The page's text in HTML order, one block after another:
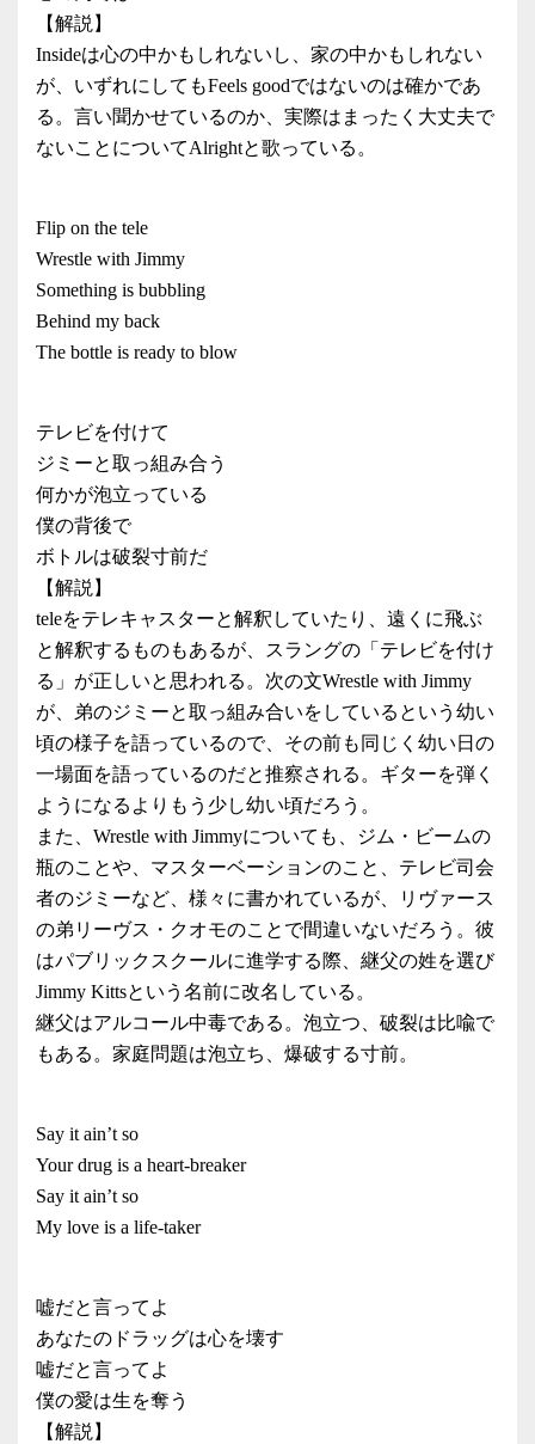
【解説】
Insideは心の中かもしれないし、家の中かもしれない
が、いずれにしてもFeels goodではないのは確かであ
る。言い聞かせているのか、実際はまったく大丈夫で
ないことについてAlrightと歌っている。
Flip on the tele
Wrestle with Jimmy
Something is bubbling
Behind my back
The bottle is ready to blow
テレビを付けて
ジミーと取っ組み合う
何かが泡立っている
僕の背後で
ボトルは破裂寸前だ
【解説】
teleをテレキャスターと解釈していたり、遠くに飛ぶ
と解釈するものもあるが、スラングの「テレビを付け
る」が正しいと思われる。次の文Wrestle with Jimmy
が、弟のジミーと取っ組み合いをしているという幼い
頃の様子を語っているので、その前も同じく幼い日の
一場面を語っているのだと推察される。ギターを弾く
ようになるよりもう少し幼い頃だろう。
また、Wrestle with Jimmyについても、ジム・ビームの
瓶のことや、マスターベーションのこと、テレビ司会
者のジミーなど、様々に書かれているが、リヴァース
の弟リーヴス・クオモのことで間違いないだろう。彼
はパブリックスクールに進学する際、継父の姓を選び
Jimmy Kittsという名前に改名している。
継父はアルコール中毒である。泡立つ、破裂は比喩で
もある。家庭問題は泡立ち、爆破する寸前。
Say it ain’t so
Your drug is a heart-breaker
Say it ain’t so
My love is a life-taker
嘘だと言ってよ
あなたのドラッグは心を壊す
嘘だと言ってよ
僕の愛は生を奪う
【解説】